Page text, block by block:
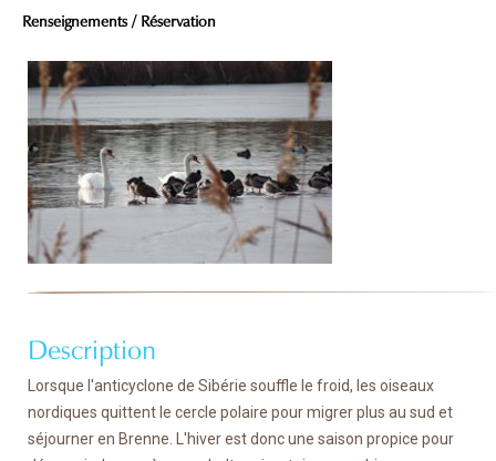
Renseignements / Réservation
Description
Lorsque l'anticyclone de Sibérie souffle le froid, les oiseaux
nordiques quittent le cercle polaire pour migrer plus au sud et
séjourner en Brenne. L'hiver est donc une saison propice pour